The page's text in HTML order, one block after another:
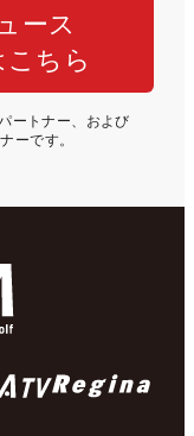
ース
ちら
ートナー、および
ーです。